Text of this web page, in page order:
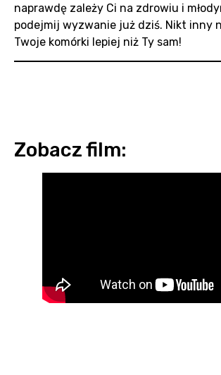
naprawdę zależy Ci na zdrowiu i
podejmij wyzwanie już dziś. Nikt inny
Twoje komórki lepiej niż Ty sam!
Zobacz film: